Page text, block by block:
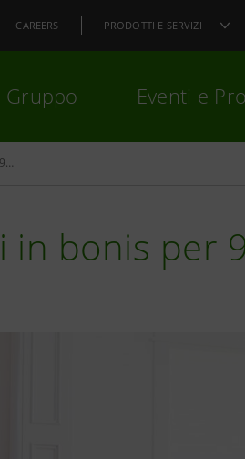
CAREERS PRODOTTI E SERVIZI
Gruppo Eventi e
Intesa Sanpaolo acquista mutui in bonis per 900 milioni
in bonis per